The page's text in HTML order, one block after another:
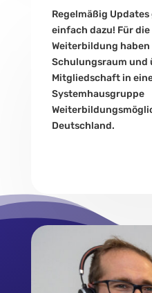
Regelmäßig
einfach dazu! Für
Weiterbildung
Schulungsraum und
Mitgliedschaft in
Systemhausgruppe
Deutschland.